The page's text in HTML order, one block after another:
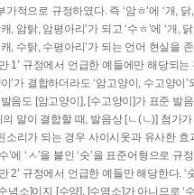
가적으로 규정하였다. 즉 ‘암ㅎ’에 ‘개,
, 암탉, 암평아리’가 되고 ‘수ㅎ’에 ‘개,
캐, 수탉, 수평아리’가 되는 언어 현실을
1’ 규정에서 언급한 예들에만 해당되는
이’가 결합하더라도 ‘암고양이, 수고양이
음도 [암고양이], [수고양이]가 표준 발
의 말이 결합할 때, 발음상 [ㄴ(ㄴ)] 첨가
소리가 되는 경우 사이시옷과 유사한 효
’에 ‘ㅅ’을 붙인 ‘숫’을 표준어형으로 규
2’ 규정에서 언급한 예들만 해당한다. ‘
념소]이지 [수양], [수염소]가 아니므로 ‘